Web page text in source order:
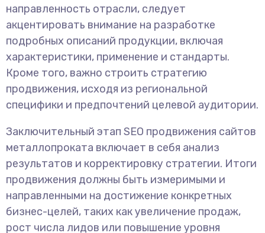
направленность отрасли, следует
акцентировать внимание на разработке
подробных описаний продукции, включая
характеристики, применение и стандарты.
Кроме того, важно строить стратегию
продвижения, исходя из региональной
специфики и предпочтений целевой аудитории.
Заключительный этап SEO продвижения сайтов
металлопроката включает в себя анализ
результатов и корректировку стратегии. Итоги
продвижения должны быть измеримыми и
направленными на достижение конкретных
бизнес-целей, таких как увеличение продаж,
рост числа лидов или повышение уровня